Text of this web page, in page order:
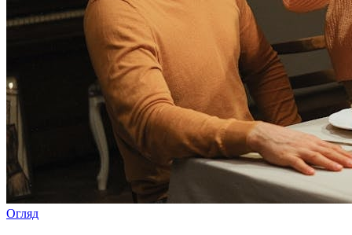
Огляд